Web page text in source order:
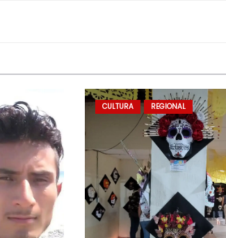
CULTURA REGIONAL